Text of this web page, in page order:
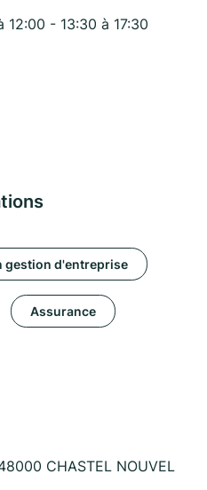
12:00 - 13:30 à 17:30
gestion d'entreprise
Assurance
CHASTEL NOUVEL